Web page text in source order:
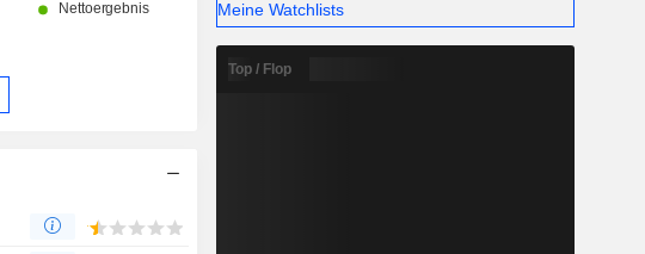
Meine Watchlists
Top / Flop